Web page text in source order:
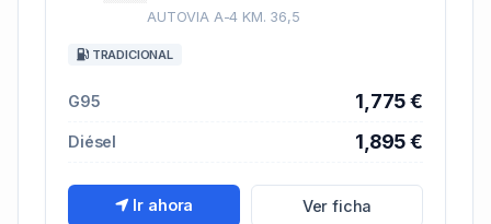
AUTOVIA A-4 KM. 36,5
TRADICIONAL
G95 1,775 €
Diésel 1,895 €
Ir ahora Ver ficha